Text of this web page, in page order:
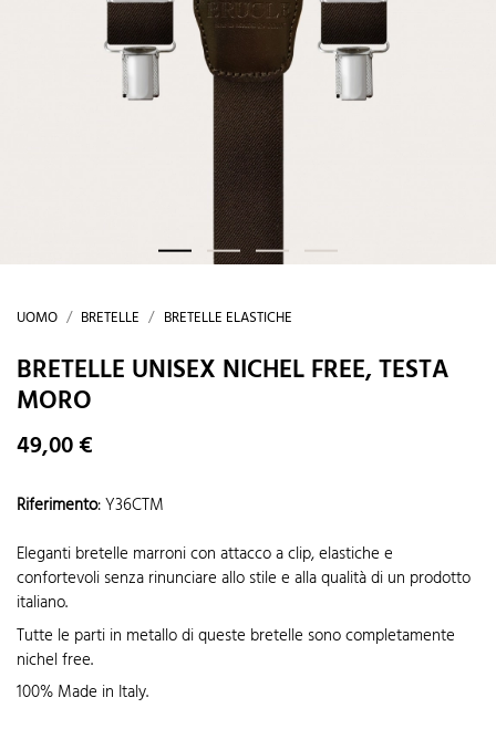
UOMO BRETELLE BRETELLE ELASTICHE
BRETELLE UNISEX NICHEL FREE, TESTA
MORO
49,00 €
Riferimento:Y36CTM
Eleganti bretelle marroni con attacco a clip, elastiche e
confortevoli senza rinunciare allo stile e alla qualità di un prodotto
italiano.
Tutte le parti in metallo di queste bretelle sono completamente
nichel free.
100% Made in Italy.